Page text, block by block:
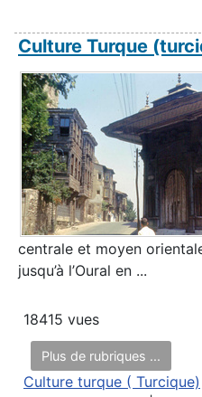
Culture Turque
centrale et moyen
jusqu’à l’Oural en ...
18415 vues
Plus de rubriques ...
Culture turque ( Turcique)